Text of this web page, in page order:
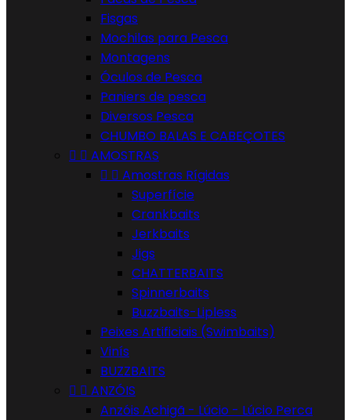
Fisgas
Mochilas para Pesca
Montagens
Óculos de Pesca
Paniers de pesca
Diversos Pesca
CHUMBO BALAS E CABEÇOTES
  AMOSTRAS
  Amostras Rígidas
Superfície
Crankbaits
Jerkbaits
Jigs
CHATTERBAITS
Spinnerbaits
Buzzbaits-Lipless
Peixes Artificiais (Swimbaits)
Vinís
BUZZBAITS
  ANZÓIS
Anzóis Achigã - Lúcio - Lúcio Perca